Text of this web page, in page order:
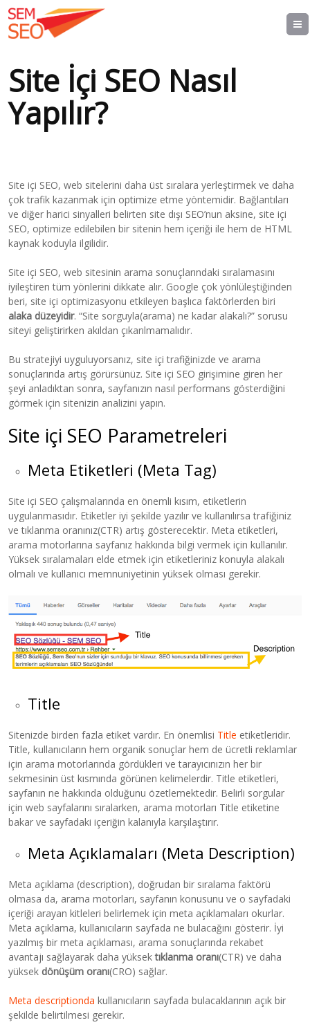
Site İçi SEO Nasıl
Yapılır?
Site içi SEO, web sitelerini daha üst sıralara yerleştirmek ve daha
çok trafik kazanmak için optimize etme yöntemidir. Bağlantıları
ve diğer harici sinyalleri belirten site dışı SEO’nun aksine, site içi
SEO, optimize edilebilen bir sitenin hem içeriği ile hem de HTML
kaynak koduyla ilgilidir.
Site içi SEO, web sitesinin arama sonuçlarındaki sıralamasını
iyileştiren tüm yönlerini dikkate alır. Google çok yönlüleştiğinden
beri, site içi optimizasyonu etkileyen başlıca faktörlerden biri
alaka düzeyidir. “Site sorguyla(arama) ne kadar alakalı?” sorusu
siteyi geliştirirken akıldan çıkarılmamalıdır.
Bu stratejiyi uyguluyorsanız, site içi trafiğinizde ve arama
sonuçlarında artış görürsünüz. Site içi SEO girişimine giren her
şeyi anladıktan sonra, sayfanızın nasıl performans gösterdiğini
görmek için sitenizin analizini yapın.
Site içi SEO Parametreleri
Meta Etiketleri (Meta Tag)
Site içi SEO çalışmalarında en önemli kısım, etiketlerin
uygulanmasıdır. Etiketler iyi şekilde yazılır ve kullanılırsa trafiğiniz
ve tıklanma oranınız(CTR) artış gösterecektir. Meta etiketleri,
arama motorlarına sayfanız hakkında bilgi vermek için kullanılır.
Yüksek sıralamaları elde etmek için etiketleriniz konuyla alakalı
olmalı ve kullanıcı memnuniyetinin yüksek olması gerekir.
Title
Sitenizde birden fazla etiket vardır. En önemlisi Title etiketleridir.
Title, kullanıcıların hem organik sonuçlar hem de ücretli reklamlar
için arama motorlarında gördükleri ve tarayıcınızın her bir
sekmesinin üst kısmında görünen kelimelerdir. Title etiketleri,
sayfanın ne hakkında olduğunu özetlemektedir. Belirli sorgular
için web sayfalarını sıralarken, arama motorları Title etiketine
bakar ve sayfadaki içeriğin kalanıyla karşılaştırır.
Meta Açıklamaları (Meta Description)
Meta açıklama (description), doğrudan bir sıralama faktörü
olmasa da, arama motorları, sayfanın konusunu ve o sayfadaki
içeriği arayan kitleleri belirlemek için meta açıklamaları okurlar.
Meta açıklama, kullanıcıların sayfada ne bulacağını gösterir. İyi
yazılmış bir meta açıklaması, arama sonuçlarında rekabet
avantajı sağlayarak daha yüksektıklanma oranı(CTR) ve daha
yüksek dönüşüm oranı(CRO) sağlar.
Meta descriptionda kullanıcıların sayfada bulacaklarının açık bir
şekilde belirtilmesi gerekir.